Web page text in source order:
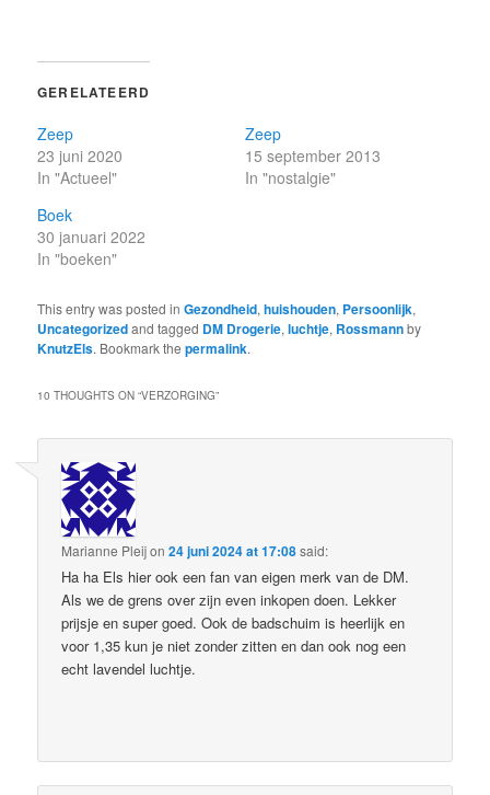
GERELATEERD
Zeep
23 juni 2020
In "Actueel"
Zeep
15 september 2013
In "nostalgie"
Boek
30 januari 2022
In "boeken"
This entry was posted inGezondheid,huishouden, Persoonlijk,
Uncategorizedand tagged DM Drogerie,luchtje, Rossmannby
KnutzEls. Bookmark thepermalink.
10 THOUGHTS ON “VERZORGING”
Marianne Pleijon24 juni 2024 at 17:08said:
Ha ha Els hier ook een fan van eigen merk van de DM.
Als we de grens over zijn even inkopen doen. Lekker
prijsje en super goed. Ook de badschuim is heerlijk en
voor 1,35 kun je niet zonder zitten en dan ook nog een
echt lavendel luchtje.